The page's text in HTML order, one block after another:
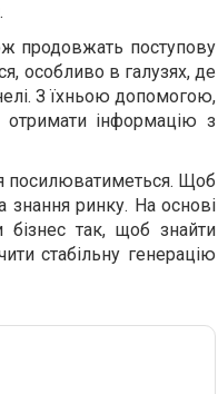
продовжать поступову
особливо в галузях, де
З їхньою допомогою,
отримати інформацію з
посилюватиметься. Щоб
знання ринку. На основі
бізнес так, щоб знайти
стабільну генерацію